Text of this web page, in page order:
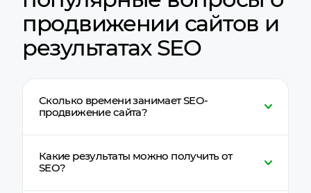
продвижении сайтов и
результатах SEO
Сколько времени занимает SEO-
продвижение сайта?
появляются через2–3 месяца, а
Какие результаты можно получить от
SEO?